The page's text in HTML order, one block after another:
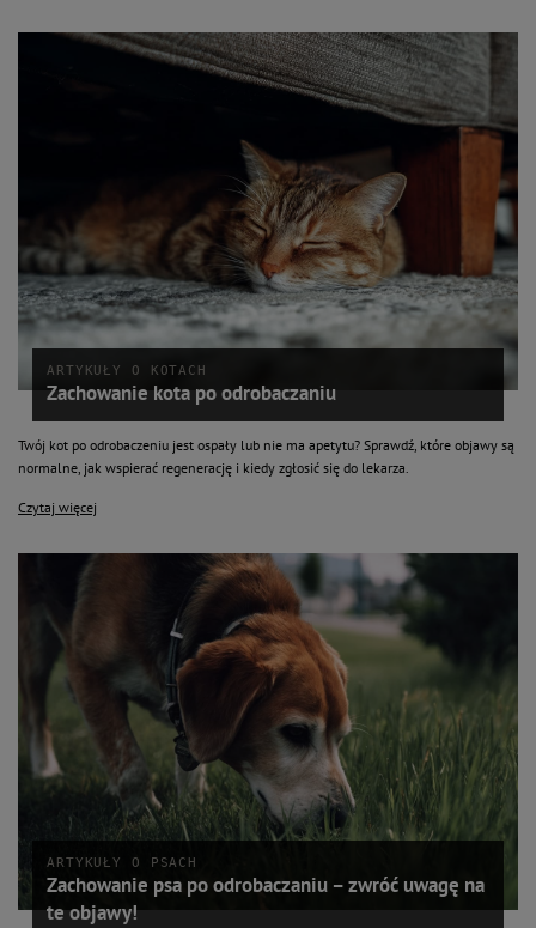
ARTYKUŁY O KOTACH
Zachowanie kota po odrobaczaniu
Twój kot po odrobaczeniu jest ospały lub nie ma apetytu? Sprawdź, które objawy są
normalne, jak wspierać regenerację i kiedy zgłosić się do lekarza.
Czytaj więcej
ARTYKUŁY O PSACH
Zachowanie psa po odrobaczaniu – zwróć uwagę na
te objawy!